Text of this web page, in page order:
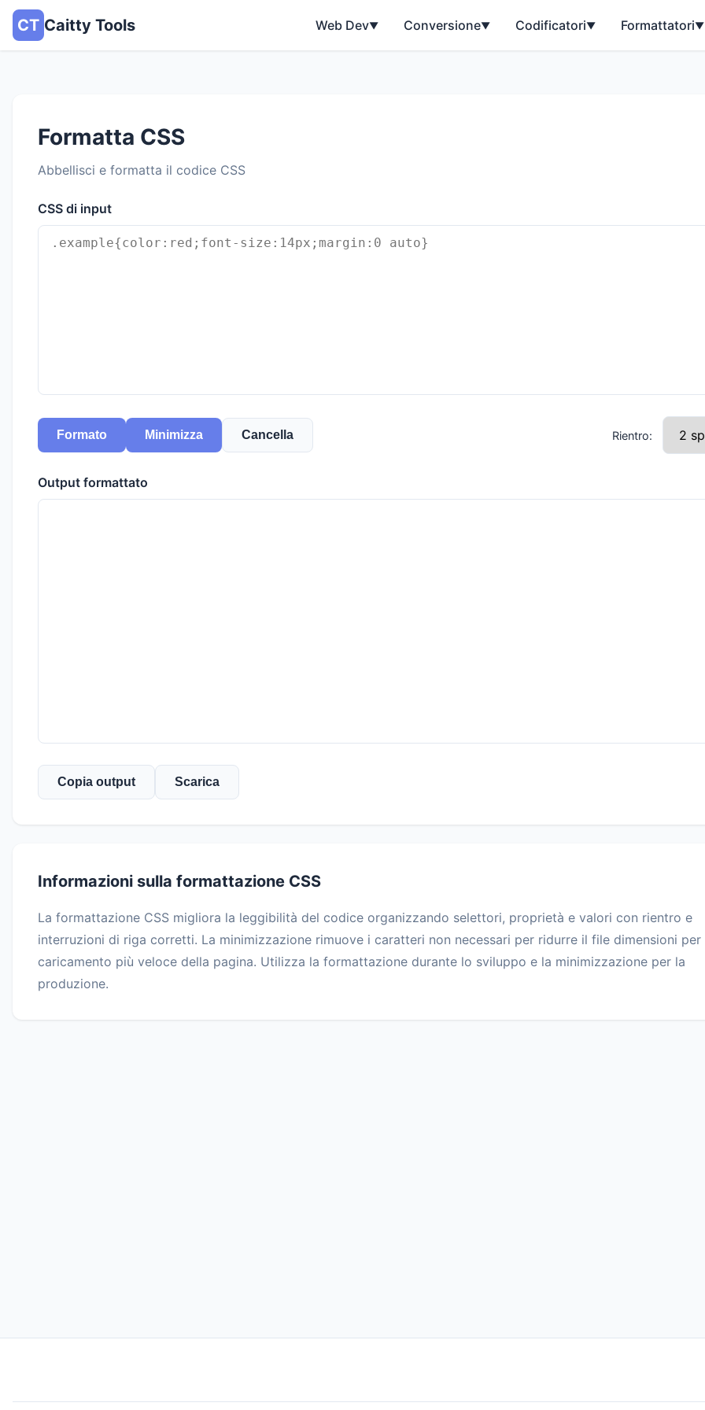
CT Caitty Tools Web Dev▼ Conversione▼ Codificatori▼ Formattatori▼
Formatta CSS
Abbellisci e formatta il codice CSS
CSS di input
Formato Minimizza Cancella Rientro:
Output formattato
Copia output Scarica
Informazioni sulla formattazione CSS
La formattazione CSS migliora la leggibilità del codice organizzando selettori, proprietà e valori con rientro e
interruzioni di riga corretti. La minimizzazione rimuove i caratteri non necessari per ridurre il file dimensioni per
caricamento più veloce della pagina. Utilizza la formattazione durante lo sviluppo e la minimizzazione per la
produzione.